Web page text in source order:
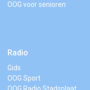
OOG voor senioren
Radio
Gids
OOG Sport